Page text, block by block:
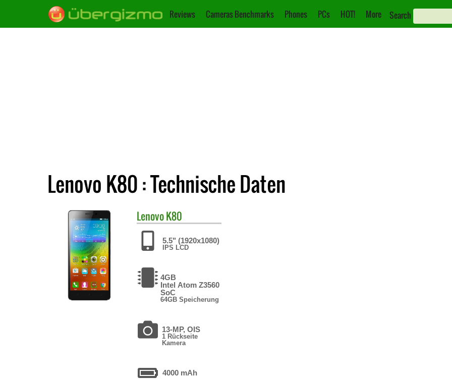
Reviews Cameras Benchmarks Phones PCs HOT! More Search
Lenovo K80 : Technische Daten
LenovoK80
5.5" (1920x1080)
IPS LCD
4GB
Intel Atom Z3560
SoC
64GB Speicherung
13-MP, OIS
1 Rückseite
Kamera
4000 mAh